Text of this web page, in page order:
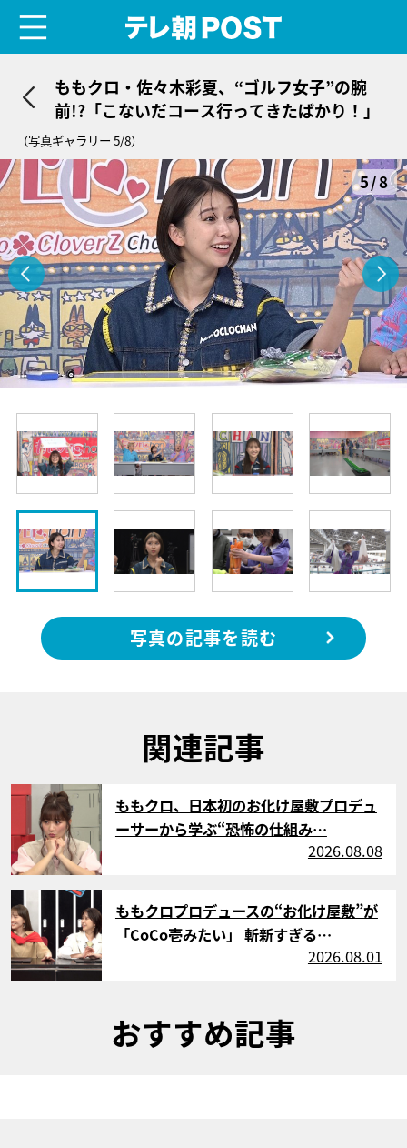
ももクロ・佐々木彩夏、“ゴルフ女子”の腕
前!?「こないだコース行ってきたばかり！」
（写真ギャラリー 5/8）
5/8
写真の記事を読む
関連記事
サムネイル
ももクロ、日本初のお化け屋敷プロデュ
ーサーから学ぶ“恐怖の仕組み…
2026.08.08
サムネイル
ももクロプロデュースの“お化け屋敷”が
「CoCo壱みたい」 斬新すぎる…
2026.08.01
おすすめ記事